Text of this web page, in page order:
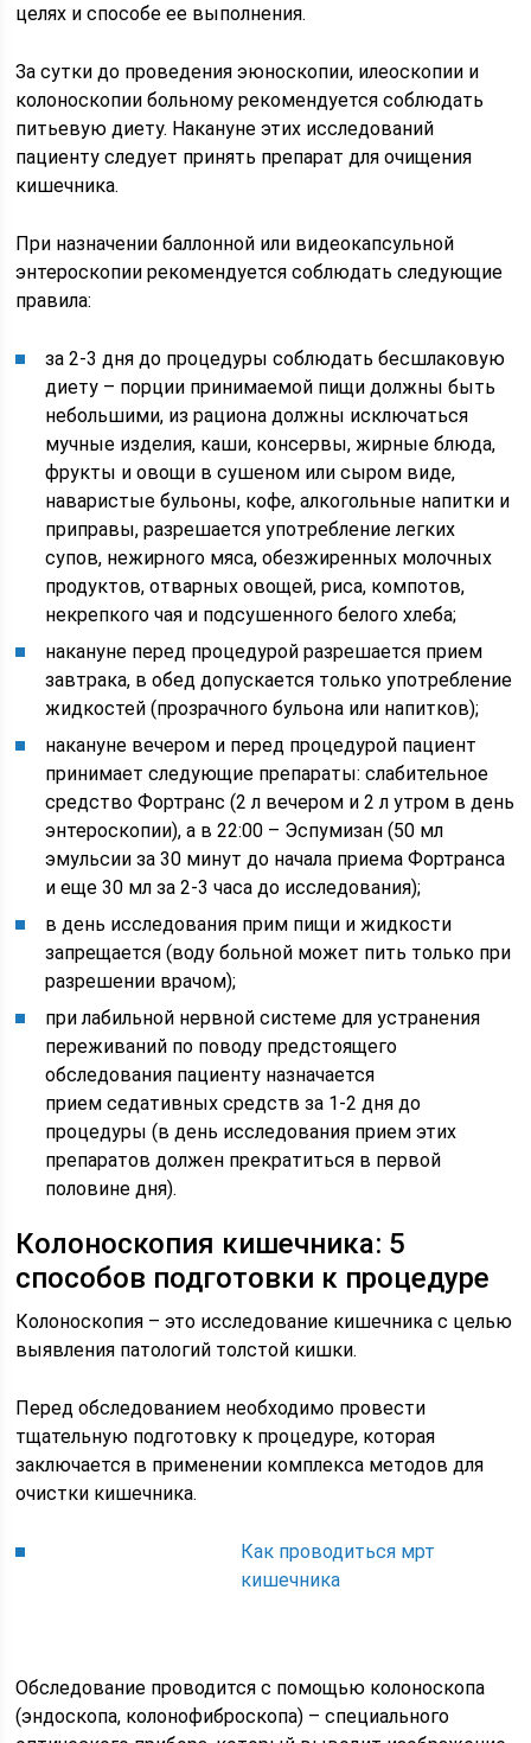
целях и способе ее выполнения.
За сутки до проведения эюноскопии, илеоскопии и
колоноскопии больному рекомендуется соблюдать
питьевую диету. Накануне этих исследований
пациенту следует принять препарат для очищения
кишечника.
При назначении баллонной или видеокапсульной
энтероскопии рекомендуется соблюдать следующие
правила:
за 2-3 дня до процедуры соблюдать бесшлаковую
диету – порции принимаемой пищи должны быть
небольшими, из рациона должны исключаться
мучные изделия, каши, консервы, жирные блюда,
фрукты и овощи в сушеном или сыром виде,
наваристые бульоны, кофе, алкогольные напитки и
приправы, разрешается употребление легких
супов, нежирного мяса, обезжиренных молочных
продуктов, отварных овощей, риса, компотов,
некрепкого чая и подсушенного белого хлеба;
накануне перед процедурой разрешается прием
завтрака, в обед допускается только употребление
жидкостей (прозрачного бульона или напитков);
накануне вечером и перед процедурой пациент
принимает следующие препараты: слабительное
средство Фортранс (2 л вечером и 2 л утром в день
энтероскопии), а в 22:00 – Эспумизан (50 мл
эмульсии за 30 минут до начала приема Фортранса
и еще 30 мл за 2-3 часа до исследования);
в день исследования прим пищи и жидкости
запрещается (воду больной может пить только при
разрешении врачом);
при лабильной нервной системе для устранения
переживаний по поводу предстоящего
обследования пациенту назначается
прием седативных средств за 1-2 дня до
процедуры (в день исследования прием этих
препаратов должен прекратиться в первой
половине дня).
Колоноскопия кишечника: 5
способов подготовки к процедуре
Колоноскопия – это исследование кишечника с целью
выявления патологий толстой кишки.
Перед обследованием необходимо провести
тщательную подготовку к процедуре, которая
заключается в применении комплекса методов для
очистки кишечника.
Как проводиться мрт
кишечника
Обследование проводится с помощью колоноскопа
(эндоскопа, колонофиброскопа) – специального